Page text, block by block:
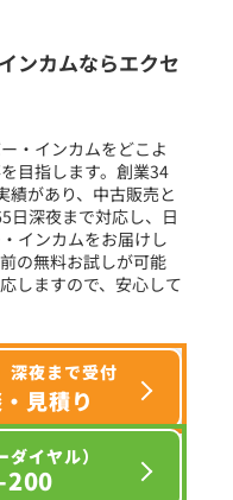
名等)
ト
ンカムならエクセ
・インカムをどこよ
目指します。創業34
績があり、中古販売と
日深夜まで対応し、日
インカムをお届けし
の無料お試しが可能
しますので、安心して
深夜まで受付
見積り
イヤル）